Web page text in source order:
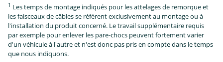
1 Les temps de montage indiqués pour les attelages de remorque et
les faisceaux de câbles se réfèrent exclusivement au montage ou à
l'installation du produit concerné. Le travail supplémentaire requis
par exemple pour enlever les pare-chocs peuvent fortement varier
d'un véhicule à l'autre et n'est donc pas pris en compte dans le temps
que nous indiquons.